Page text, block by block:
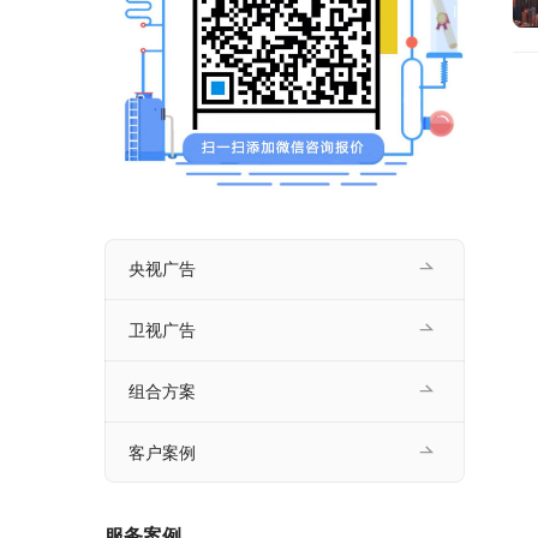
央视广告
卫视广告
组合方案
客户案例